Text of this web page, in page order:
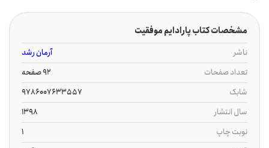
مشخصات کتاب پارادایم موفقیت
ناشر
آرمان رشد
تعداد صفحات
92 صفحه
شابک
9786007633557
سال انتشار
1398
نوبت چاپ
1